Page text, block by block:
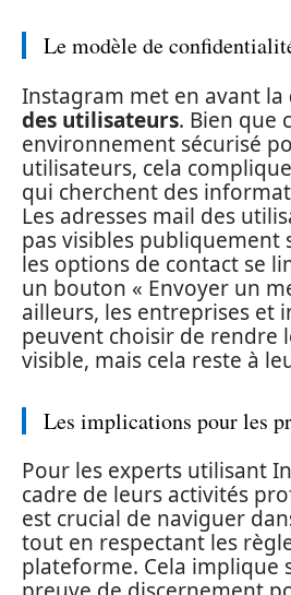
Le modèle de
Instagram met en avant la
des utilisateurs. Bien que
environnement sécurisé
utilisateurs, cela
qui cherchent des
Les adresses mail des
pas visibles publiquement
les options de contact se
un bouton « Envoyer un
ailleurs, les entreprises et
peuvent choisir de rendre
visible, mais cela reste à
Les implications pour les
Pour les experts utilisant
cadre de leurs activités
est crucial de naviguer
tout en respectant les
plateforme. Cela implique